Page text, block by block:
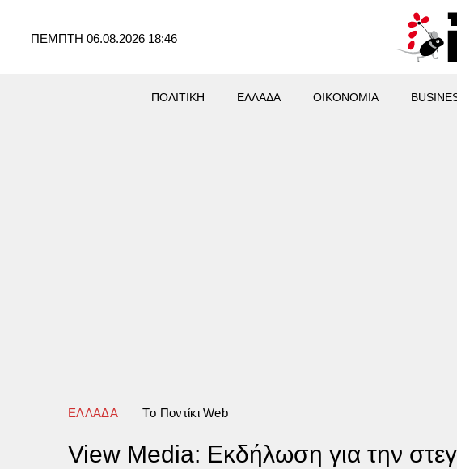
ΠΕΜΠΤΗ 06.08.2026 18:46
ΠΟΛΙΤΙΚΗ ΕΛΛΑΔΑ ΟΙΚΟΝΟΜΙΑ
ΕΛΛΑΔΑ Tο Ποντίκι Web
View Media: Εκδήλωση για την